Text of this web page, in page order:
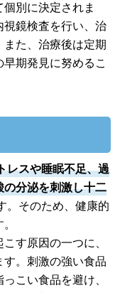
別に決定されま
視鏡検査を行い、治
た、治療後は定期
期発見に努めるこ
レスや睡眠不足、過
の分泌を刺激し十二
。そのため、健康的
す原因の一つに、
す。刺激の強い食品
こい食品を避け、